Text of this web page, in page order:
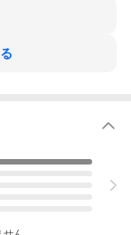
集めました。便せ
、思わず息をの
と裏にあしらっ
ージを書いて贈
きる、美しい100枚
県で生まれた竹久
夢二式美人」と